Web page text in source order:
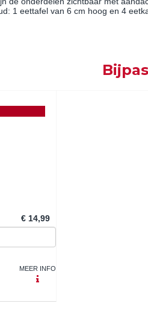
1 eettafel van 6 cm hoog en 4
€ 14,99
MEER INFO